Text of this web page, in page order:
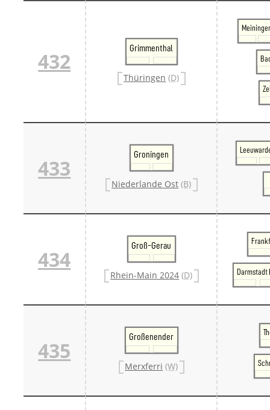
432
Grimmenthal
Thüringen (D)
433
Groningen
Niederlande Ost (B)
434
Groß-Gerau
Rhein-Main 2024 (D) Darmstadt
435
Großenender
Merxferri (W)